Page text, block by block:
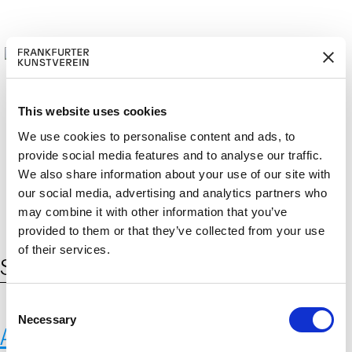
This website uses cookies
We use cookies to personalise content and ads, to
provide social media features and to analyse our traffic.
We also share information about your use of our site with
our social media, advertising and analytics partners who
may combine it with other information that you’ve
provided to them or that they’ve collected from your use
of their services.
n
Necessary
M
ITGLIED W
ERD
EN
Cerca: DE EN
Schlagwort:
Anatomische Votive aus der